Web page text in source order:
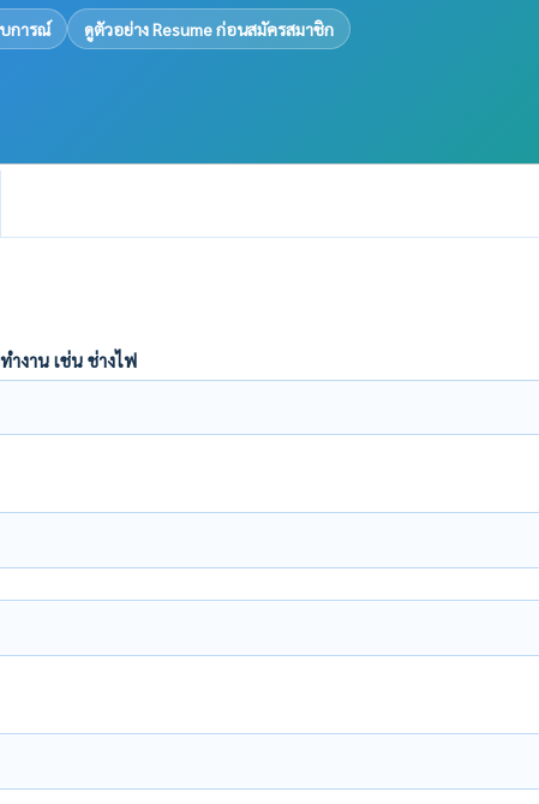
การณ์ ดูตัวอย่าง Resume ก่อนสมัครสมาชิก
งาน เช่น ช่างไฟ